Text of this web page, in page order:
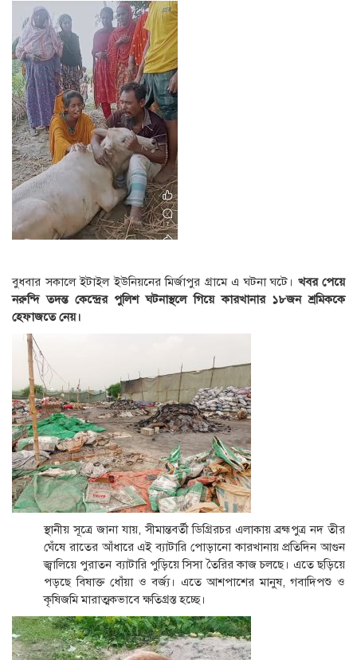
বুধবার সকালে ইটাইল ইউনিয়নের মির্জাপুর গ্রামে এ ঘটনা ঘটে। খবর পেয়ে
নরুন্দি তদন্ত কেন্দ্রের পুলিশ ঘটনাস্থলে গিয়ে কারখানার ১৮জন শ্রমিককে
হেফাজতে নেয়।
স্থানীয় সূত্রে জানা যায়, সীমান্তবর্তী ডিগ্রিরচর এলাকায় ব্রহ্মপুত্র নদ তীর
ঘেঁষে রাতের আঁধারে এই ব্যাটারি পোড়ানো কারখানায় প্রতিদিন আগুন
জ্বালিয়ে পুরাতন ব্যাটারি পুড়িয়ে সিসা তৈরির কাজ চলছে। এতে ছড়িয়ে
পড়ছে বিষাক্ত ধোঁয়া ও বর্জ্য। এতে আশপাশের মানুষ, গবাদিপশু ও
কৃষিজমি মারাত্মকভাবে ক্ষতিগ্রস্ত হচ্ছে।